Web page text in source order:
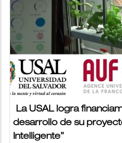
La USAL logra
desarrollo de su
Intelligente”